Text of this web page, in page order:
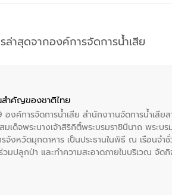
ล่าสุดจากองค์การจัดการน้ำเสีย
าคัญของชาติไทย
ค์การจัดการน้ำเสีย สำนักงาานจัดการน้ำเสี
เด็จพระนางเจ้าสิริกิติ์พระบรมราชินีนาถ พระ
งหวัดมุกดาหาร เป็นประธานในพิธี ณ เรือนจํา
วมปลูกป่า และทําความสะอาดภายในบริเวณ จัด
าชชนนีพันปีหลวง พร้อมถวายสัจปฏิญาณ ทำควา